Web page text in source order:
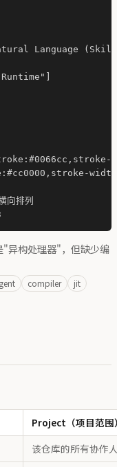
Language
向排列
异构处理器"，但缺少编
compiler
jit
Project（项目范围
该仓库的所有协作